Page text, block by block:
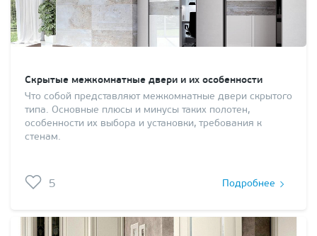
Скрытые межкомнатные двери и их особенности
Что собой представляют межкомнатные двери скрытого
типа. Основные плюсы и минусы таких полотен,
особенности их выбора и установки, требования к
стенам.
5 Подробнее